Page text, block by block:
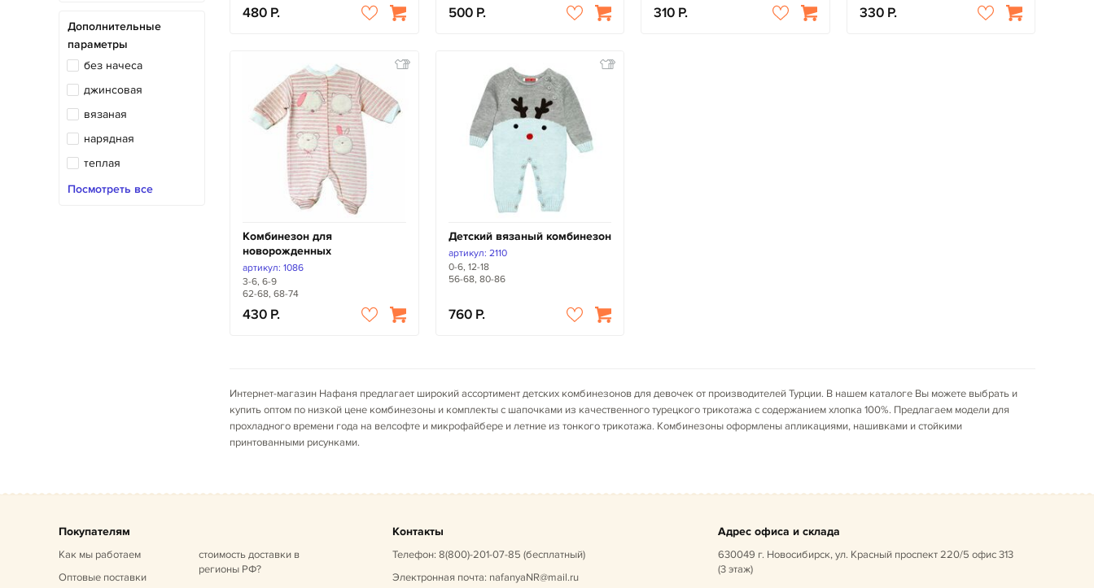
Дополнительные
параметры
без начеса
джинсовая
вязаная
нарядная
теплая
трикотажная
Посмотреть все
480 500 310 330
Комбинезон для
новорожденных
артикул: 1086
3-6, 6-9
62-68, 68-74
430
Детский вязаный комбинезон
артикул: 2110
0-6, 12-18
56-68, 80-86
760
Интернет-магазин Нафаня предлагает широкий ассортимент детских комбинезонов для девочек от производителей Турции. В нашем каталоге Вы можете выбрать и
купить оптом по низкой цене комбинезоны и комплекты с шапочками из качественного турецкого трикотажа с содержанием хлопка 100%. Предлагаем модели для
прохладного времени года на велсофте и микрофайбере и летние из тонкого трикотажа. Комбинезоны оформлены апликациями, нашивками и стойкими
принтованными рисунками.
Покупателям
Как мы работаем
Оптовые поставки
стоимость доставки в
регионы РФ?
Контакты
Телефон: 8(800)-201-07-85 (бесплатный)
Электронная почта: nafanyaNR@mail.ru
Адрес офиса и склада
630049 г. Новосибирск, ул. Красный проспект 220/5 офис 313
(3 этаж)